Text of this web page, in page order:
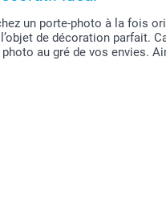
un porte-photo à la fois
de décoration parfait.
photo au gré de vos envies.